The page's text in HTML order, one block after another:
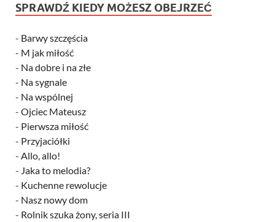
SPRAWDŹ KIEDY MOŻESZ OBEJRZEĆ
- Barwy szczęścia
- M jak miłość
- Na dobre i na złe
- Na sygnale
- Na wspólnej
- Ojciec Mateusz
- Pierwsza miłość
- Przyjaciółki
- Allo, allo!
- Jaka to melodia?
- Kuchenne rewolucje
- Nasz nowy dom
- Rolnik szuka żony, seria III